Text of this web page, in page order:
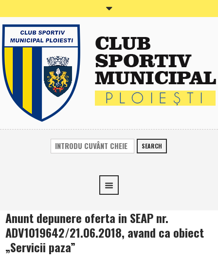
SEARCH
Anunt depunere oferta in SEAP nr.
ADV1019642/21.06.2018, avand ca obiect
„Servicii paza”